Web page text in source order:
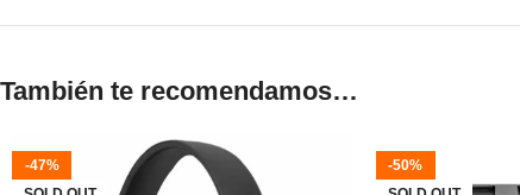
También te recomendamos…
-47%
-50%